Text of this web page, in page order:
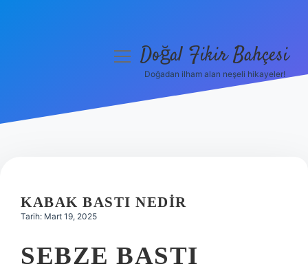
Hakkımızda
menüyüDoğal Fikir Bahçesi
Doğadan ilham alan neşeli hikayeler!
KABAK BASTI NEDIR
Tarih: Mart 19, 2025
SEBZE BASTI